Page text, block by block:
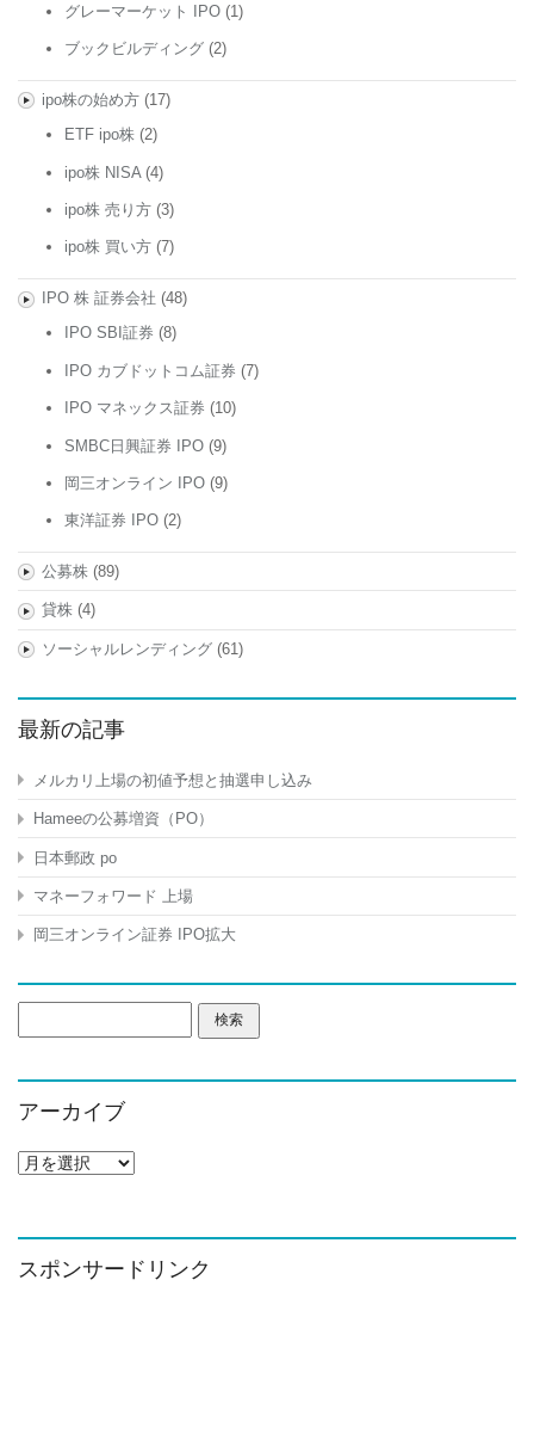
グレーマーケット IPO (1)
ブックビルディング (2)
ipo株の始め方(17)
ETF ipo株 (2)
ipo株 NISA (4)
ipo株 売り方 (3)
ipo株 買い方 (7)
IPO 株 証券会社 (48)
IPO SBI証券 (8)
IPO カブドットコム証券 (7)
IPO マネックス証券 (10)
SMBC日興証券 IPO (9)
岡三オンライン IPO (9)
東洋証券 IPO (2)
公募株(89)
貸株(4)
ソーシャルレンディング(61)
最新の記事
メルカリ上場の初値予想と抽選申し込み
Hameeの公募増資（PO）
日本郵政 po
マネーフォワード 上場
岡三オンライン証券 IPO拡大
索:
アーカイブ
ア
イ
ブ
スポンサードリンク